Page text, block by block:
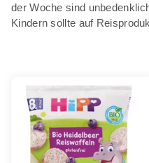
der Woche sind
Kindern sollte auf